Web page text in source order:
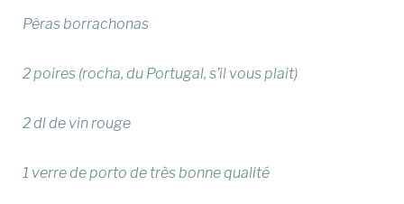
Pêras borrachonas
2 poires (rocha, du Portugal, s’il vous plait)
2 dl de vin rouge
1 verre de porto de très bonne qualité